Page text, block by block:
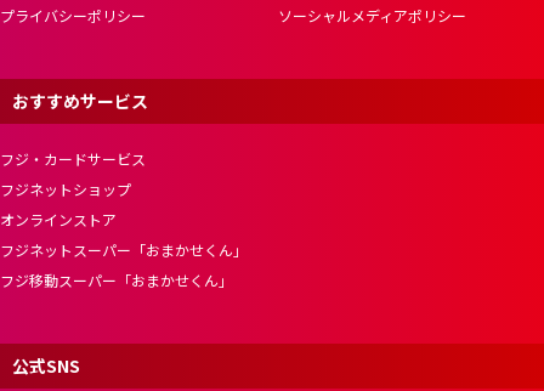
プライバシーポリシー
ソーシャルメディアポリシー
おすすめサービス
フジ・カードサービス
フジネットショップ
オンラインストア
フジネットスーパー「おまかせくん」
フジ移動スーパー「おまかせくん」
公式SNS